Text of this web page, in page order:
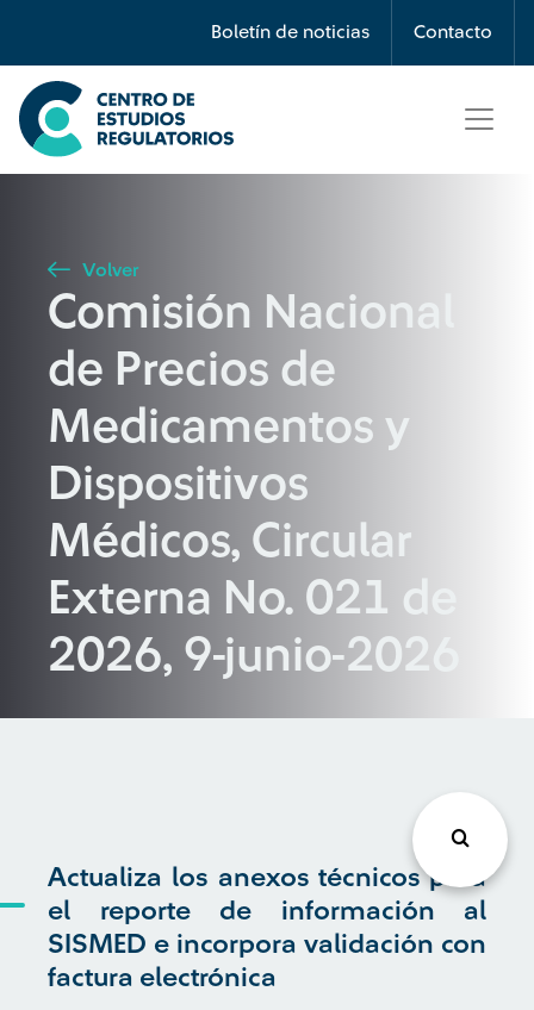
Boletín de noticias Contacto
Búsqueda
Seleccione país
Buscar
Volver
Comisión Nacional
de Precios de
Medicamentos y
Dispositivos
Médicos, Circular
Externa No. 021 de
2026, 9-junio-2026
Actualiza los anexos técnicos para
el reporte de información al
SISMED e incorpora validación con
factura electrónica